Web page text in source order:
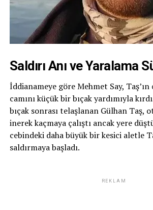
Saldırı Anı ve Yaralama
İddianameye göre Mehmet Say,
camını küçük bir bıçak yardımıyla
bıçak sonrası telaşlanan Gülhan Taş,
inerek kaçmaya çalıştı ancak yere
cebindeki daha büyük bir kesici aletle
saldırmaya başladı.
REKLAM